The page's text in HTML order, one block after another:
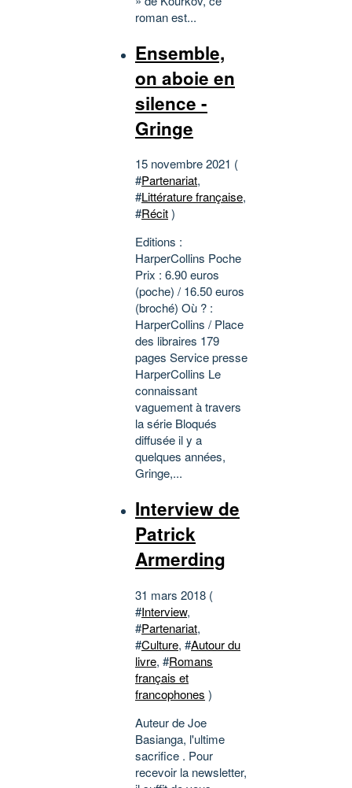
roman est...
Ensemble,
on aboie en
silence -
Gringe
15 novembre 2021 (
#Partenariat,
#Littérature française,
#Récit)
Editions :
HarperCollins Poche
Prix : 6.90 euros
(poche) / 16.50 euros
(broché) Où ? :
HarperCollins / Place
des libraires 179
pages Service presse
HarperCollins Le
connaissant
vaguement à travers
la série Bloqués
diffusée il y a
quelques années,
Gringe,...
Interview de
Patrick
Armerding
31 mars 2018 (
#Interview,
#Partenariat,
#Culture, #Autour du
livre, #Romans
français et
francophones )
Auteur de Joe
Basianga, l'ultime
sacrifice . Pour
recevoir la newsletter,